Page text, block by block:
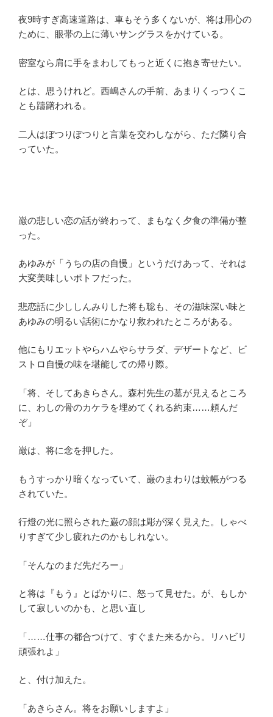
夜9時すぎ高速道路は、車もそう多くないが、将は用心の
ために、眼帯の上に薄いサングラスをかけている。
密室なら肩に手をまわしてもっと近くに抱き寄せたい。
とは、思うけれど。西嶋さんの手前、あまりくっつくこ
とも躊躇われる。
二人はぽつりぽつりと言葉を交わしながら、ただ隣り合
っていた。
巌の悲しい恋の話が終わって、まもなく夕食の準備が整
った。
あゆみが「うちの店の自慢」というだけあって、それは
大変美味しいポトフだった。
悲恋話に少ししんみりした将も聡も、その滋味深い味と
あゆみの明るい話術にかなり救われたところがある。
他にもリエットやらハムやらサラダ、デザートなど、ビ
ストロ自慢の味を堪能しての帰り際。
「将、そしてあきらさん。森村先生の墓が見えるところ
に、わしの骨のカケラを埋めてくれる約束……頼んだ
ぞ」
巌は、将に念を押した。
もうすっかり暗くなっていて、巌のまわりは蚊帳がつる
されていた。
行燈の光に照らされた巌の顔は彫が深く見えた。しゃべ
りすぎて少し疲れたのかもしれない。
「そんなのまだ先だろー」
と将は『もう』とばかりに、怒って見せた。が、もしか
して寂しいのかも、と思い直し
「……仕事の都合つけて、すぐまた来るから。リハビリ
頑張れよ」
と、付け加えた。
「あきらさん。将をお願いしますよ」